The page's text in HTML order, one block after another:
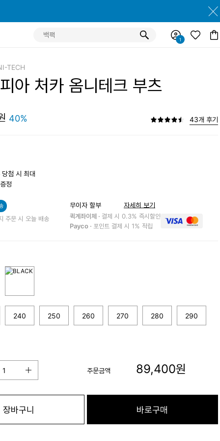
TECH
아 처카 옴니테크 부츠
40% 43개 후기
당첨 시 최대
정
주문 시 오늘 배송
무이자 할부 자세히 보기
퀵계좌이체 · 결제 시 0.3% 즉시할인
Payco · 포인트 결제 시 1% 적립
240 250 260 270 280 290
주문금액 89,400원
장바구니 바로구매